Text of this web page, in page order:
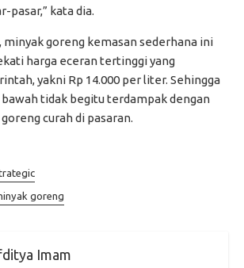
pasar,” kata dia.
minyak goreng kemasan sederhana ini
harga eceran tertinggi yang
yakni Rp 14.000 per liter. Sehingga
tidak begitu terdampak dengan
curah di pasaran.
goreng
Imam